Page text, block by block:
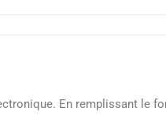
En remplissant le